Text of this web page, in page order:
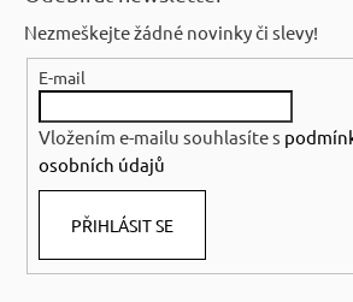
Nezmeškejte žádné novinky či slevy!
E-mail
Vložením e-mailu souhlasíte s
osobních údajů
PŘIHLÁSIT SE